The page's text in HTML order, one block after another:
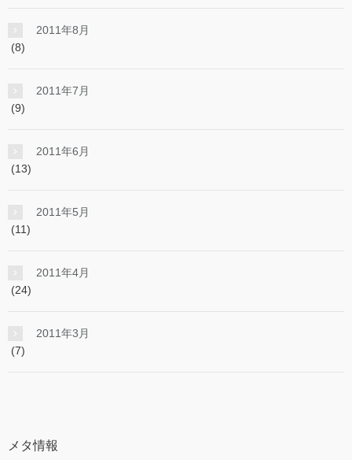
2011年8月
(8)
2011年7月
(9)
2011年6月
(13)
2011年5月
(11)
2011年4月
(24)
2011年3月
(7)
メタ情報